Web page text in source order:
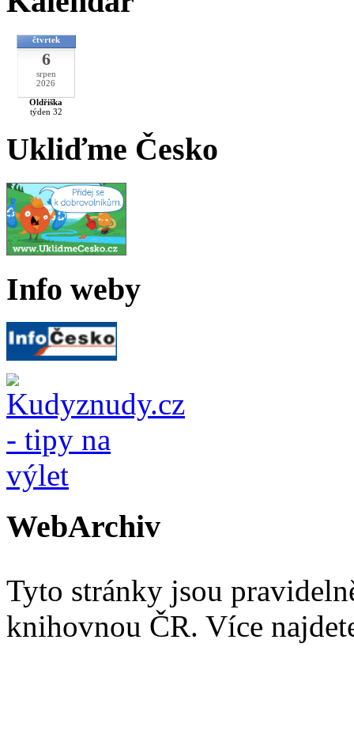
čtvrtek
6
srpen
2026
Oldřiška
týden 32
Ukliďme Česko
Info weby
WebArchiv
Tyto stránky jsou
knihovnou ČR. Více